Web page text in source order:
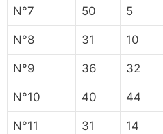
N°7 50 5
N°8 31 10
N°9 36 32
N°10 40 44
N°11 31 14